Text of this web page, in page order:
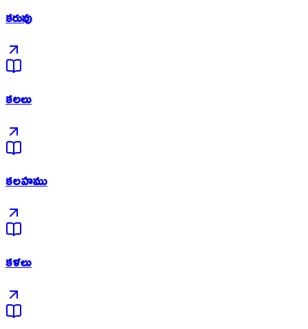
కరువు
కలలు
కలహము
కళలు